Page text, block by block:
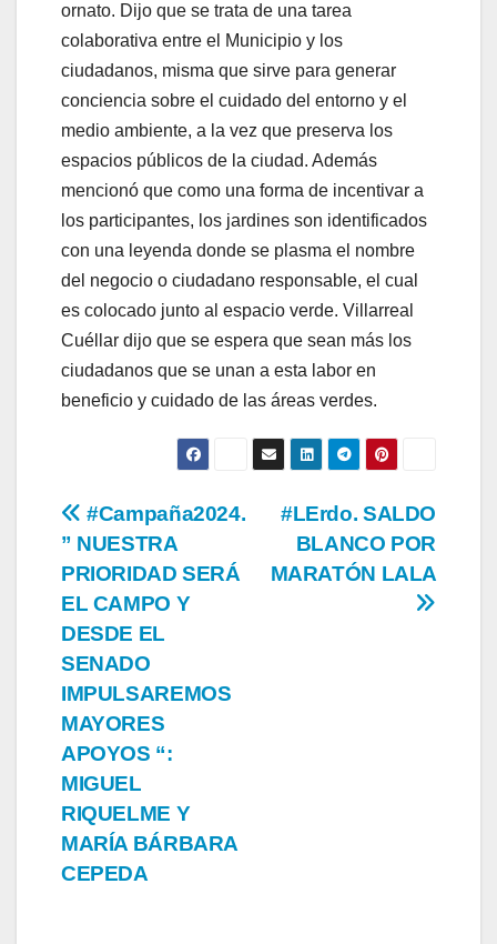
ornato. Dijo que se trata de una tarea
colaborativa entre el Municipio y los
ciudadanos, misma que sirve para generar
conciencia sobre el cuidado del entorno y el
medio ambiente, a la vez que preserva los
espacios públicos de la ciudad. Además
mencionó que como una forma de incentivar a
los participantes, los jardines son identificados
con una leyenda donde se plasma el nombre
del negocio o ciudadano responsable, el cual
es colocado junto al espacio verde. Villarreal
Cuéllar dijo que se espera que sean más los
ciudadanos que se unan a esta labor en
beneficio y cuidado de las áreas verdes.
Navegación
de
entradas
#LErdo. SALDO
BLANCO POR
MARATÓN LALA
#Campaña2024.
” NUESTRA
PRIORIDAD SERÁ
EL CAMPO Y
DESDE EL
SENADO
IMPULSAREMOS
MAYORES
APOYOS “:
MIGUEL
RIQUELME Y
MARÍA BÁRBARA
CEPEDA